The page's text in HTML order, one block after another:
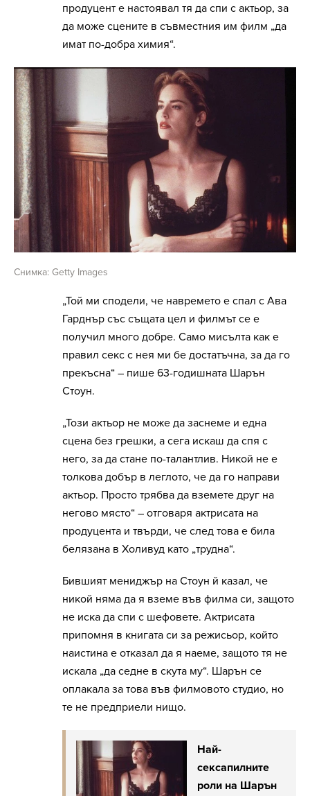
продуцент е настоявал тя да спи с актьор, за
да може сцените в съвместния им филм „да
имат по-добра химия“.
Снимка: Getty Images
„Той ми сподели, че навремето е спал с Ава
Гарднър със същата цел и филмът се е
получил много добре. Само мисълта как е
правил секс с нея ми бе достатъчна, за да го
прекъсна“ – пише 63-годишната Шарън
Стоун.
„Този актьор не може да заснеме и една
сцена без грешки, а сега искаш да спя с
него, за да стане по-талантлив. Никой не е
толкова добър в леглото, че да го направи
актьор. Просто трябва да вземете друг на
негово място“ – отговаря актрисата на
продуцента и твърди, че след това е била
белязана в Холивуд като „трудна“.
Бившият мениджър на Стоун й казал, че
никой няма да я вземе във филма си, защото
не иска да спи с шефовете. Актрисата
припомня в книгата си за режисьор, който
наистина е отказал да я наеме, защото тя не
искала „да седне в скута му“. Шарън се
оплакала за това във филмовото студио, но
те не предприели нищо.
Най-
сексапилните
роли на Шарън